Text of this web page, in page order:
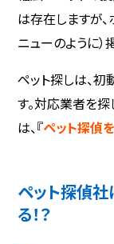
は存在しますが
ニューのように
ペット探しは、
す。対応業者を
は、『ペット探偵
ペット探偵
る！？